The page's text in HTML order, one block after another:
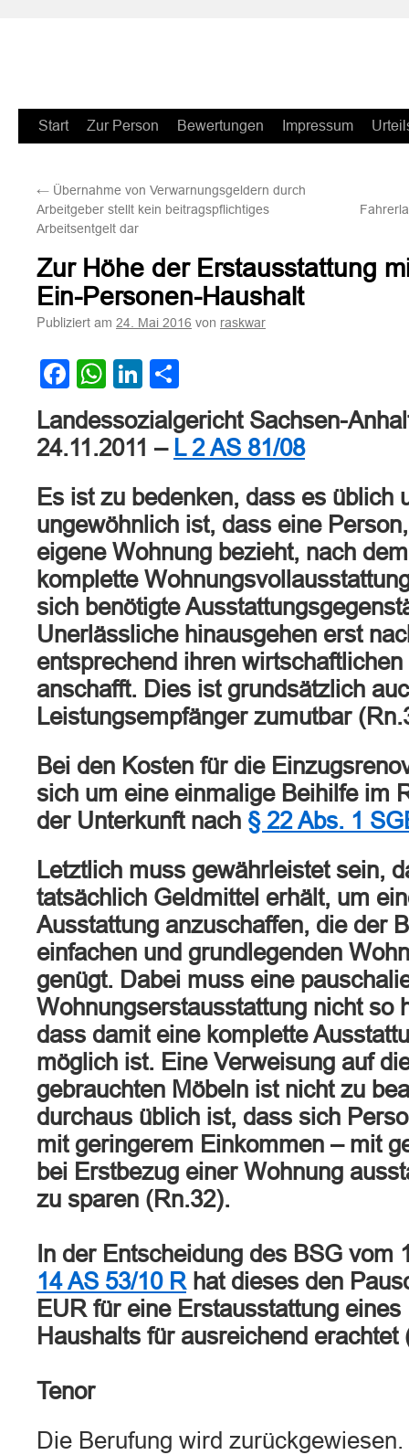
Zum
springen
Start Zur Person Bewertungen Impressum
← Übernahme von Verwarnungsgeldern durch
Arbeitgeber stellt kein beitragspflichtiges
Arbeitsentgelt dar
Zur Höhe der Erstausstattung
Ein-Personen-Haushalt
Publiziert am 24. Mai 2016 von raskwar
Facebook
WhatsApp
LinkedIn
Landessozialgericht Sachsen-
24.11.2011 – L 2 AS 81/08
Es ist zu bedenken, dass es üblich
ungewöhnlich ist, dass eine
eigene Wohnung bezieht, nach
komplette
sich benötigte
Unerlässliche hinausgehen erst
entsprechend ihren
anschafft. Dies ist grundsätzlich
Leistungsempfänger zumutbar
Bei den Kosten für die
sich um eine einmalige Beihilfe im
der Unterkunft nach § 22 Abs. 1
Letztlich muss gewährleistet sein,
tatsächlich Geldmittel erhält, um
Ausstattung anzuschaffen, die der
einfachen und grundlegenden
genügt. Dabei muss eine
Wohnungserstausstattung nicht so
dass damit eine komplette
möglich ist. Eine Verweisung auf
gebrauchten Möbeln ist nicht zu
durchaus üblich ist, dass sich
mit geringerem Einkommen – mit
bei Erstbezug einer Wohnung
zu sparen (Rn.32).
In der Entscheidung des BSG vom
14 AS 53/10 R hat dieses den
EUR für eine Erstausstattung
Haushalts für ausreichend erachtet
Tenor
Die Berufung wird zurückgewiesen.